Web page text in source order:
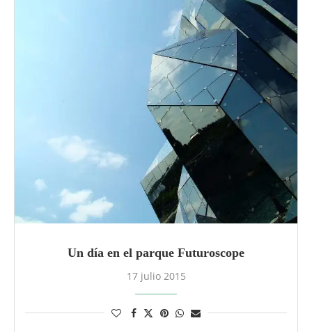
Un día en el parque Futuroscope
17 julio 2015